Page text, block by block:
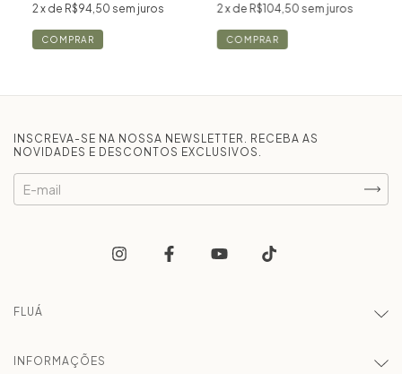
2x de R$94,50 sem juros
COMPRAR
2x de R$104,50 sem juros
COMPRAR
INSCREVA-SE NA NOSSA NEWSLETTER. RECEBA AS
NOVIDADES E DESCONTOS EXCLUSIVOS.
FLUÁ
INFORMAÇÕES